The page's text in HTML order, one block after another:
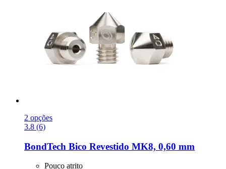
2 opções
3.8 (6)
BondTech Bico Revestido MK8, 0,60 mm
Pouco atrito